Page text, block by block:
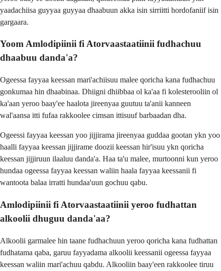
yaadachiisa guyyaa guyyaa dhaabuun akka isin sirriitti hordofaniif isin
gargaara.
Yoom Amlodipiinii fi Atorvaastaatiinii fudhachuu
dhaabuu danda'a?
Ogeessa fayyaa keessan mari'achiisuu malee qoricha kana fudhachuu
gonkumaa hin dhaabinaa. Dhiigni dhiibbaa ol ka'aa fi kolesterooliin ol
ka'aan yeroo baay'ee haalota jireenyaa guutuu ta'anii kanneen
wal'aansa itti fufaa rakkoolee cimsan ittisuuf barbaadan dha.
Ogeessi fayyaa keessan yoo jijjirama jireenyaa guddaa gootan ykn yoo
haalli fayyaa keessan jijjirame doozii keessan hir'isuu ykn qoricha
keessan jijjiruun ilaaluu danda'a. Haa ta'u malee, murtoonni kun yeroo
hundaa ogeessa fayyaa keessan waliin haala fayyaa keessanii fi
wantoota balaa irratti hundaa'uun gochuu qabu.
Amlodipiinii fi Atorvaastaatiinii yeroo fudhattan
alkoolii dhuguu danda'aa?
Alkoolii garmalee hin taane fudhachuun yeroo qoricha kana fudhattan
fudhatama qaba, garuu fayyadama alkoolii keessanii ogeessa fayyaa
keessan waliin mari'achuu qabdu. Alkooliin baay'een rakkoolee tiruu